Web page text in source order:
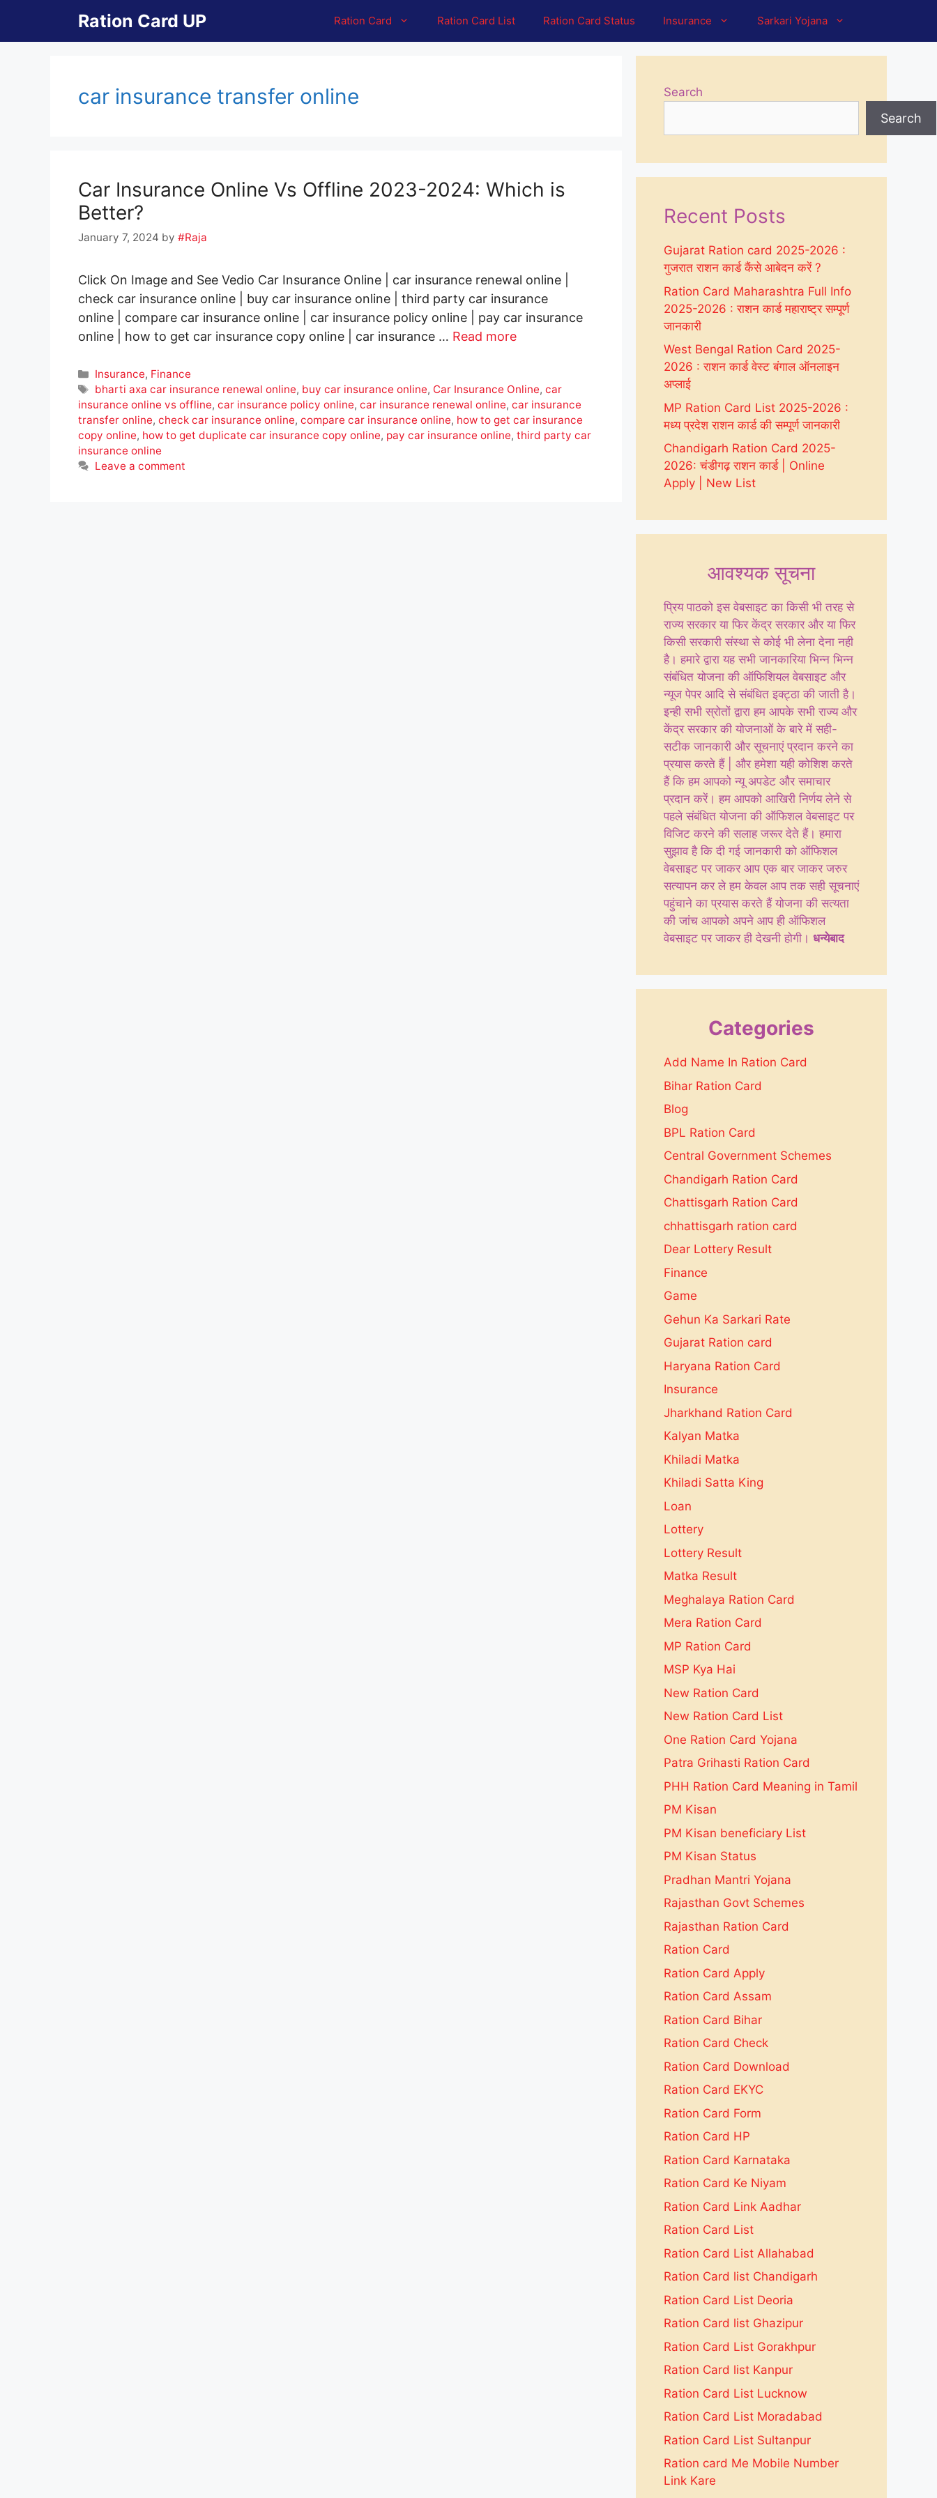
content
Ration Card UP Ration Card Ration Card List Ration Card Status Insurance Sarkari Yojana
car insurance transfer online
Car Insurance Online Vs Offline 2023-2024: Which is
Better?
January 7, 2024 by #Raja
Click On Image and See Vedio Car Insurance Online | car insurance renewal online |
check car insurance online | buy car insurance online | third party car insurance
online | compare car insurance online | car insurance policy online | pay car insurance
online | how to get car insurance copy online | car insurance … Read more
Categories
Insurance, Finance
Tags
bharti axa car insurance renewal online, buy car insurance online, Car Insurance Online,car
insurance online vs offline, car insurance policy online, car insurance renewal online, car insurance
transfer online, check car insurance online, compare car insurance online, how to get car insurance
copy online, how to get duplicate car insurance copy online, pay car insurance online, third party car
insurance online
Leave a comment
Search
Search
Recent Posts
Gujarat Ration card 2025-2026 :
गुजरात राशन कार्ड कैंसे आबेदन करें ?
Ration Card Maharashtra Full Info
2025-2026 : राशन कार्ड महाराष्ट्र सम्पूर्ण
जानकारी
West Bengal Ration Card 2025-
2026 : राशन कार्ड वेस्ट बंगाल ऑनलाइन
अप्लाई
MP Ration Card List 2025-2026 :
मध्य प्रदेश राशन कार्ड की सम्पूर्ण जानकारी
Chandigarh Ration Card 2025-
2026: चंडीगढ़ राशन कार्ड | Online
Apply | New List
आवश्यक सूचना
प्रिय पाठको इस वेबसाइट का किसी भी तरह से
राज्य सरकार या फिर केंद्र सरकार और या फिर
किसी सरकारी संस्था से कोई भी लेना देना नही
है। हमारे द्वारा यह सभी जानकारिया भिन्न भिन्न
संबंधित योजना की ऑफिशियल वेबसाइट और
न्यूज पेपर आदि से संबंधित इक्ट्ठा की जाती है।
इन्ही सभी स्रोतों द्वारा हम आपके सभी राज्य और
केंद्र सरकार की योजनाओं के बारे में सही-
सटीक जानकारी और सूचनाएं प्रदान करने का
प्रयास करते हैं | और हमेशा यही कोशिश करते
हैं कि हम आपको न्यू अपडेट और समाचार
प्रदान करें। हम आपको आखिरी निर्णय लेने से
पहले संबंधित योजना की ऑफिशल वेबसाइट पर
विजिट करने की सलाह जरूर देते हैं। हमारा
सुझाव है कि दी गई जानकारी को ऑफिशल
वेबसाइट पर जाकर आप एक बार जाकर जरुर
सत्यापन कर ले हम केवल आप तक सही सूचनाएं
पहुंचाने का प्रयास करते हैं योजना की सत्यता
की जांच आपको अपने आप ही ऑफिशल
वेबसाइट पर जाकर ही देखनी होगी। धन्येबाद
Categories
Add Name In Ration Card
Bihar Ration Card
Blog
BPL Ration Card
Central Government Schemes
Chandigarh Ration Card
Chattisgarh Ration Card
chhattisgarh ration card
Dear Lottery Result
Finance
Game
Gehun Ka Sarkari Rate
Gujarat Ration card
Haryana Ration Card
Insurance
Jharkhand Ration Card
Kalyan Matka
Khiladi Matka
Khiladi Satta King
Loan
Lottery
Lottery Result
Matka Result
Meghalaya Ration Card
Mera Ration Card
MP Ration Card
MSP Kya Hai
New Ration Card
New Ration Card List
One Ration Card Yojana
Patra Grihasti Ration Card
PHH Ration Card Meaning in Tamil
PM Kisan
PM Kisan beneficiary List
PM Kisan Status
Pradhan Mantri Yojana
Rajasthan Govt Schemes
Rajasthan Ration Card
Ration Card
Ration Card Apply
Ration Card Assam
Ration Card Bihar
Ration Card Check
Ration Card Download
Ration Card EKYC
Ration Card Form
Ration Card HP
Ration Card Karnataka
Ration Card Ke Niyam
Ration Card Link Aadhar
Ration Card List
Ration Card List Allahabad
Ration Card list Chandigarh
Ration Card List Deoria
Ration Card list Ghazipur
Ration Card List Gorakhpur
Ration Card list Kanpur
Ration Card List Lucknow
Ration Card List Moradabad
Ration Card List Sultanpur
Ration card Me Mobile Number
Link Kare